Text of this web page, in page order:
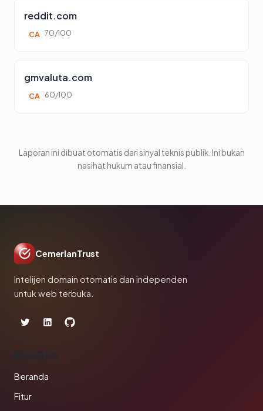
reddit.com
CA 70/100
gmvaluta.com
CA 60/100
Laporan ini dibuat otomatis dari sinyal teknis publik. Ini bukan
nasihat hukum atau finansial.
CemerlanTrust
Intelijen domain otomatis dan independen
untuk web terbuka.
PRODUK
Beranda
Fitur